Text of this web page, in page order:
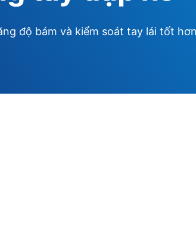
độ bám và kiểm soát tay lái tốt